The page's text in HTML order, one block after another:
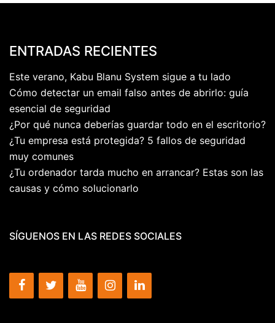
ENTRADAS RECIENTES
Este verano, Kabu Blanu System sigue a tu lado
Cómo detectar un email falso antes de abrirlo: guía
esencial de seguridad
¿Por qué nunca deberías guardar todo en el escritorio?
¿Tu empresa está protegida? 5 fallos de seguridad
muy comunes
¿Tu ordenador tarda mucho en arrancar? Estas son las
causas y cómo solucionarlo
SÍGUENOS EN LAS REDES SOCIALES